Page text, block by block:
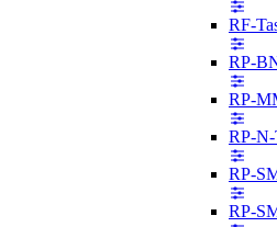
RF-
RP-
RP-
RP-
RP-
RP-